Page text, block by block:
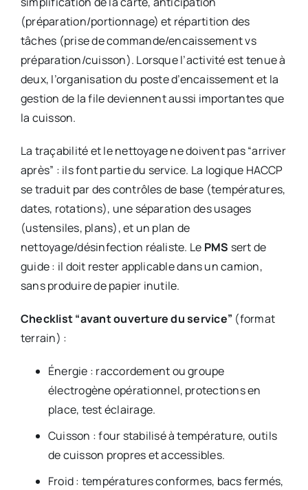
(préparation/portionnage) et répartition des
tâches (prise de commande/encaissement vs
préparation/cuisson). Lorsque l’activité est tenue à
deux, l’organisation du poste d’encaissement et la
gestion de la file deviennent aussi importantes que
la cuisson.
La traçabilité et le nettoyage ne doivent pas “arriver
après” : ils font partie du service. La logique HACCP
se traduit par des contrôles de base (températures,
dates, rotations), une séparation des usages
(ustensiles, plans), et un plan de
nettoyage/désinfection réaliste. Le PMS sert de
guide : il doit rester applicable dans un camion,
sans produire de papier inutile.
Checklist “avant ouverture du service” (format
terrain) :
Énergie : raccordement ou groupe
électrogène opérationnel, protections en
place, test éclairage.
Cuisson : four stabilisé à température, outils
de cuisson propres et accessibles.
Froid : températures conformes, bacs fermés,